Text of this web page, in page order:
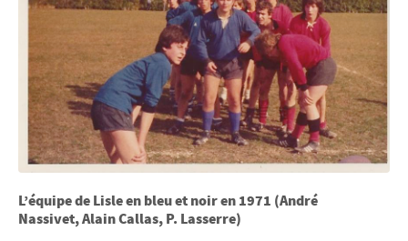
L’équipe de Lisle en bleu et noir en 1971 (André
Nassivet, Alain Callas, P. Lasserre)